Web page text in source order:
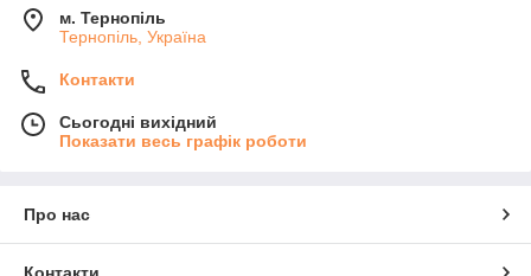
м. Тернопіль
Тернопіль, Україна
Контакти
Сьогодні вихідний
Показати весь графік роботи
Про нас